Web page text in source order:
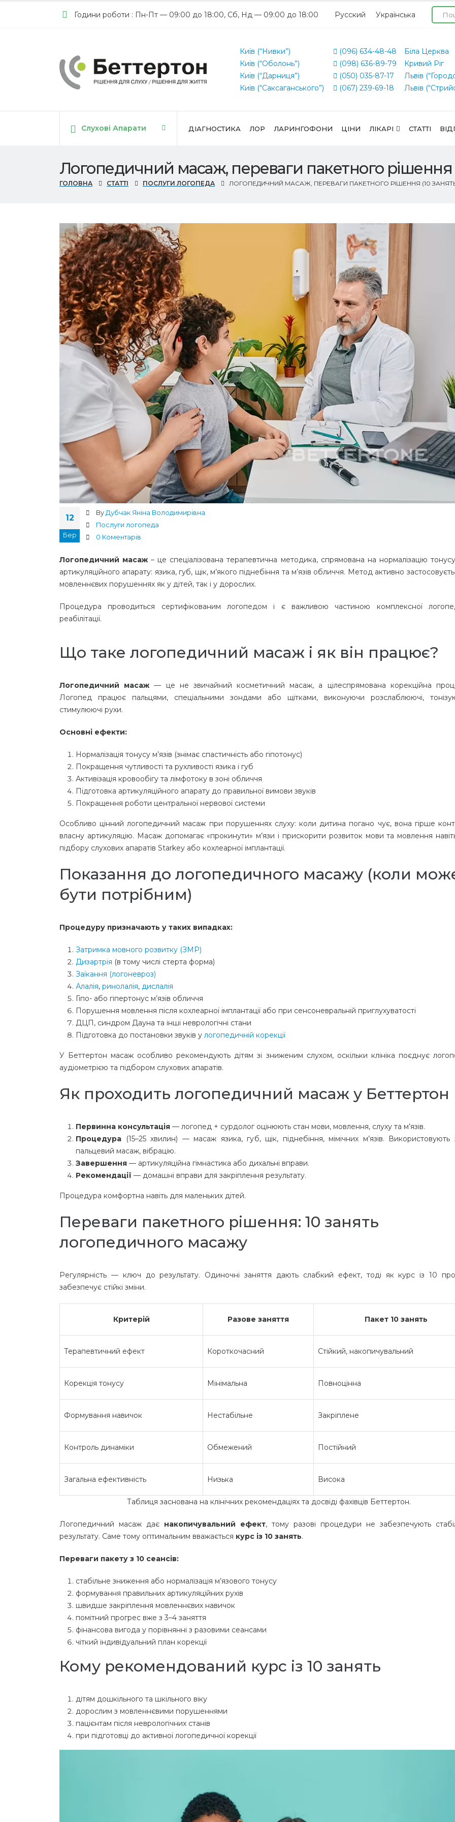
Години роботи : Пн-Пт — 09:00 до 18:00, Сб, Нд — 09:00 до 18:00 Русский Українська
Київ (“Нивки”)
Київ (“Оболонь”)
Київ (“Дарниця”)
Київ (“Саксаганського”)
(096) 634-48-48
(098) 636-89-79
(050) 035-87-17
(067) 239-69-18
Біла Церква
Кривий Ріг
Львів
Львів
Слухові Апарати ДІАГНОСТИКА ЛОР ЛАРИНГОФОНИ ЦІНИ ЛІКАРІ СТАТТІ
Логопедичний масаж, переваги пакетного рішення
ГОЛОВНА СТАТТІ ПОСЛУГИ ЛОГОПЕДА ЛОГОПЕДИЧНИЙ МАСАЖ, ПЕРЕВАГИ ПАКЕТНОГО РІШЕННЯ (10
12
Бер
By Дубчак Яніна Володимирівна
Послуги логопеда
0 Коментарів
Логопедичний масаж – це спеціалізована терапевтична методика, спрямована на нормалізацію тонусу
артикуляційного апарату: язика, губ, щік, м’якого піднебіння та м’язів обличчя. Метод активно
мовленнєвих порушеннях як у дітей, так і у дорослих.
Процедура проводиться сертифікованим логопедом і є важливою частиною комплексної
реабілітації.
Що таке логопедичний масаж і як він працює?
Логопедичний масаж — це не звичайний косметичний масаж, а цілеспрямована корекційна
Логопед працює пальцями, спеціальними зондами або щітками, виконуючи розслаблюючі,
стимулюючі рухи.
Основні ефекти:
Нормалізація тонусу м’язів (знімає спастичність або гіпотонус)
Покращення чутливості та рухливості язика і губ
Активізація кровообігу та лімфотоку в зоні обличчя
Підготовка артикуляційного апарату до правильної вимови звуків
Покращення роботи центральної нервової системи
Особливо цінний логопедичний масаж при порушеннях слуху: коли дитина погано чує, вона гірше
власну артикуляцію. Масаж допомагає «прокинути» м’язи і прискорити розвиток мови та мовлення
підбору слухових апаратів Starkey або кохлеарної імплантації.
Показання до логопедичного масажу (коли
бути потрібним)
Процедуру призначають у таких випадках:
Затримка мовного розвитку (ЗМР)
Дизартрія (в тому числі стерта форма)
Заїкання (логоневроз)
Алалія, ринолалія, дислалія
Гіпо- або гіпертонус м’язів обличчя
Порушення мовлення після кохлеарної імплантації або при сенсоневральній приглухуватості
ДЦП, синдром Дауна та інші неврологічні стани
Підготовка до постановки звуків у логопедичній корекції
У Беттертон масаж особливо рекомендують дітям зі зниженим слухом, оскільки клініка поєднує
аудіометрією та підбором слухових апаратів.
Як проходить логопедичний масаж у Беттертон
Первинна консультація — логопед + сурдолог оцінюють стан мови, мовлення, слуху та м’язів.
Процедура (15–25 хвилин) — масаж язика, губ, щік, піднебіння, мімічних м’язів. Використовують
пальцевий масаж, вібрацію.
Завершення — артикуляційна гімнастика або дихальні вправи.
Рекомендації — домашні вправи для закріплення результату.
Процедура комфортна навіть для маленьких дітей.
Переваги пакетного рішення: 10 занять
логопедичного масажу
Регулярність — ключ до результату. Одиночні заняття дають слабкий ефект, тоді як курс із 10
забезпечує стійкі зміни.
Критерій Разове заняття Пакет 10 занять
Терапевтичний ефект Короткочасний Стійкий, накопичувальний
Корекція тонусу Мінімальна Повноцінна
Формування навичок Нестабільне Закріплене
Контроль динаміки Обмежений Постійний
Загальна ефективність Низька Висока
Таблиця заснована на клінічних рекомендаціях та досвіді фахівців Беттертон.
Логопедичний масаж дає накопичувальний ефект, тому разові процедури не забезпечують
результату. Саме тому оптимальним вважається курс із 10 занять.
Переваги пакету з 10 сеансів:
стабільне зниження або нормалізація м’язового тонусу
формування правильних артикуляційних рухів
швидше закріплення мовленнєвих навичок
помітний прогрес вже з 3–4 заняття
фінансова вигода у порівнянні з разовими сеансами
чіткий індивідуальний план корекції
Кому рекомендований курс із 10 занять
дітям дошкільного та шкільного віку
дорослим з мовленнєвими порушеннями
пацієнтам після неврологічних станів
при підготовці до активної логопедичної корекції